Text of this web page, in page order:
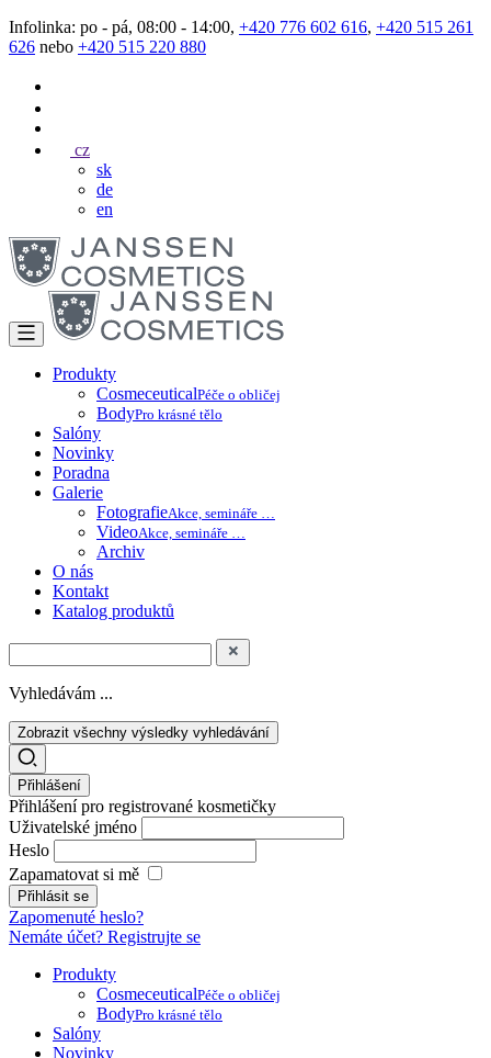
Infolinka: po - pá, 08:00 - 14:00, +420 776 602 616, +420 515 261
626 nebo +420 515 220 880
cz
sk
de
en
Produkty
CosmeceuticalPéče o obličej
BodyPro krásné tělo
Salóny
Novinky
Poradna
Galerie
FotografieAkce, semináře …
VideoAkce, semináře …
Archiv
O nás
Kontakt
Katalog produktů
Vyhledávám ...
Zobrazit všechny výsledky vyhledávání
Přihlášení
Přihlášení pro registrované kosmetičky
Uživatelské jméno
Heslo
Zapamatovat si mě
Zapomenuté heslo?
Nemáte účet? Registrujte se
Produkty
CosmeceuticalPéče o obličej
BodyPro krásné tělo
Salóny
Novinky